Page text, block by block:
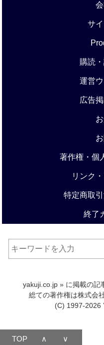
サ
購読
運営
広告
著作権・個
リンク
特定商取
終了
yakuji.co.jp » に掲載の記
総ての著作権は株式会
(C) 1997-2026
TOP ∧ ∨